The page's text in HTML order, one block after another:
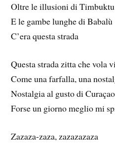
Oltre le illusioni di Timbuktu
E le gambe lunghe di Babalù
C’era questa strada
Questa strada zitta che vola
Come una farfalla, una
Nostalgia al gusto di Curaçao
Forse un giorno meglio mi
Zazaza-zaza, zazazazaza